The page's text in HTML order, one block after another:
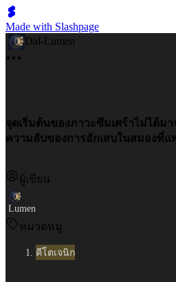
Made with Slashpage
Dal-Lumen
จุดเริ่มต้นของภาวะซึมเศร้าไม่ได้ม
ความลับของการอักเสบในสมองที่แ
ผู้เขียน
Lumen
หมวดหมู่
คีโตเจนิก